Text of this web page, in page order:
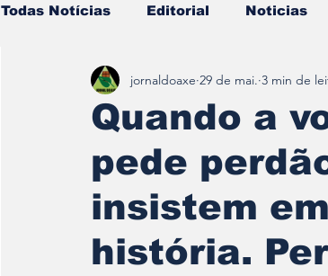
Todas Notícias Editorial Noticias
Colunista - Pai Soares Colunista -
Eventos no Axé Colunista - Pai
Quando a
pede
insistem
história.
jornaldoaxe 29 de mai. 3 min de